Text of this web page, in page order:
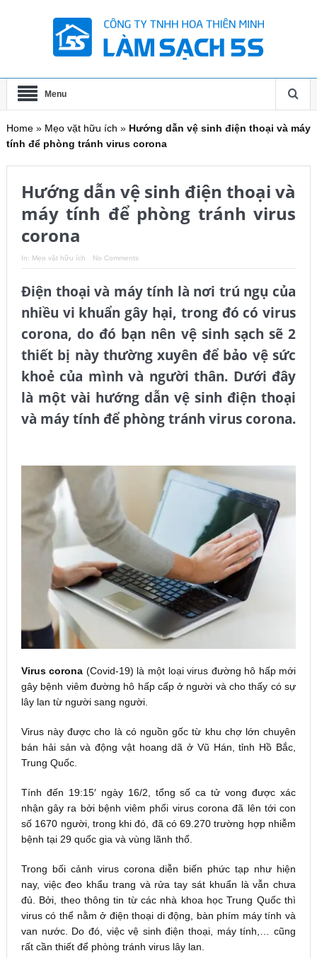
Menu
Home» Mẹo vặt hữu ích » Hướng dẫn vệ sinh điện thoại và máy
tính để phòng tránh virus corona
Hướng dẫn vệ sinh điện thoại và
máy tính để phòng tránh virus
corona
In: Mẹo vặt hữu ích No Comments
Điện thoại và máy tính là nơi trú ngụ của
nhiều vi khuẩn gây hại, trong đó có virus
corona, do đó bạn nên vệ sinh sạch sẽ 2
thiết bị này thường xuyên để bảo vệ sức
khoẻ của mình và người thân. Dưới đây
là một vài hướng dẫn vệ sinh điện thoại
và máy tính để phòng tránh virus corona.
Virus corona (Covid-19) là một loại virus đường hô hấp mới
gây bệnh viêm đường hô hấp cấp ở người và cho thấy có sự
lây lan từ người sang người.
Virus này được cho là có nguồn gốc từ khu chợ lớn chuyên
bán hải sản và động vật hoang dã ở Vũ Hán, tỉnh Hồ Bắc,
Trung Quốc.
Tính đến 19:15′ ngày 16/2, tổng số ca tử vong được xác
nhận gây ra bởi bệnh viêm phổi virus corona đã lên tới con
số 1670 người, trong khi đó, đã có 69.270 trường hợp nhiễm
bệnh tại 29 quốc gia và vùng lãnh thổ.
Trong bối cảnh virus corona diễn biến phức tạp như hiện
nay, việc đeo khẩu trang và rửa tay sát khuẩn là vẫn chưa
đủ. Bởi, theo thông tin từ các nhà khoa học Trung Quốc thì
virus có thể nằm ở điện thoại di động, bàn phím máy tính và
van nước. Do đó, việc vệ sinh điện thoại, máy tính,… cũng
rất cần thiết để phòng tránh virus lây lan.